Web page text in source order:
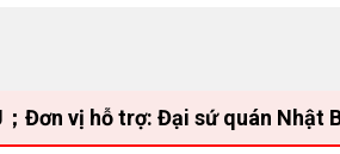
Đơn vị hỗ trợ: Đại sứ quán Nhật